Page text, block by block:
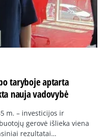
taryboje aptarta
nauja vadovybė
m. – investicijos ir
gerovė išlieka viena
rezultatai…